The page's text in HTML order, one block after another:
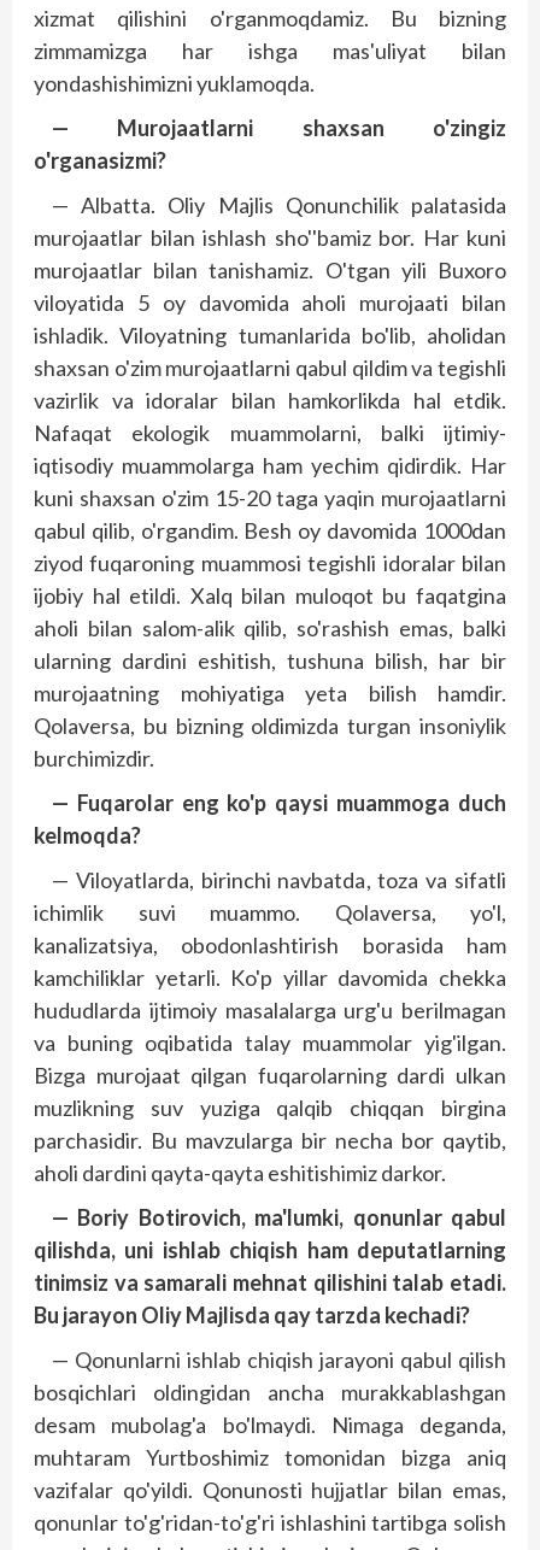
xizmat qilishini o'rganmoqdamiz. Bu bizning
zimmamizga har ishga mas'uliyat bilan
yondashishimizni yuklamoqda.
— Murojaatlarni shaxsan o'zingiz
o'rganasizmi?
— Albatta. Oliy Majlis Qonunchilik palatasida
murojaatlar bilan ishlash sho''bamiz bor. Har kuni
murojaatlar bilan tanishamiz. O'tgan yili Buxoro
viloyatida 5 oy davomida aholi murojaati bilan
ishladik. Viloyatning tumanlarida bo'lib, aholidan
shaxsan o'zim murojaatlarni qabul qildim va tegishli
vazirlik va idoralar bilan hamkorlikda hal etdik.
Nafaqat ekologik muammolarni, balki ijtimiy-
iqtisodiy muammolarga ham yechim qidirdik. Har
kuni shaxsan o'zim 15-20 taga yaqin murojaatlarni
qabul qilib, o'rgandim. Besh oy davomida 1000dan
ziyod fuqaroning muammosi tegishli idoralar bilan
ijobiy hal etildi. Xalq bilan muloqot bu faqatgina
aholi bilan salom-alik qilib, so'rashish emas, balki
ularning dardini eshitish, tushuna bilish, har bir
murojaatning mohiyatiga yeta bilish hamdir.
Qolaversa, bu bizning oldimizda turgan insoniylik
burchimizdir.
— Fuqarolar eng ko'p qaysi muammoga duch
kelmoqda?
— Viloyatlarda, birinchi navbatda, toza va sifatli
ichimlik suvi muammo. Qolaversa, yo'l,
kanalizatsiya, obodonlashtirish borasida ham
kamchiliklar yetarli. Ko'p yillar davomida chekka
hududlarda ijtimoiy masalalarga urg'u berilmagan
va buning oqibatida talay muammolar yig'ilgan.
Bizga murojaat qilgan fuqarolarning dardi ulkan
muzlikning suv yuziga qalqib chiqqan birgina
parchasidir. Bu mavzularga bir necha bor qaytib,
aholi dardini qayta-qayta eshitishimiz darkor.
— Boriy Botirovich, ma'lumki, qonunlar qabul
qilishda, uni ishlab chiqish ham deputatlarning
tinimsiz va samarali mehnat qilishini talab etadi.
Bu jarayon Oliy Majlisda qay tarzda kechadi?
— Qonunlarni ishlab chiqish jarayoni qabul qilish
bosqichlari oldingidan ancha murakkablashgan
desam mubolag'a bo'lmaydi. Nimaga deganda,
muhtaram Yurtboshimiz tomonidan bizga aniq
vazifalar qo'yildi. Qonunosti hujjatlar bilan emas,
qonunlar to'g'ridan-to'g'ri ishlashini tartibga solish